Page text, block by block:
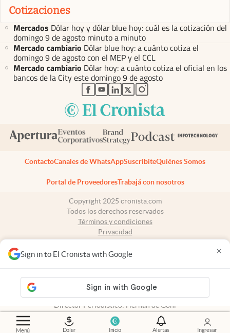
Menú Dolar Inicio Alertas Ingresar
Sign in to El Cronista with Google ×
Cotizaciones
Mercados Dólar hoy y dólar blue hoy: cuál es la cotización del
domingo 9 de agosto minuto a minuto
Mercado cambiario Dólar blue hoy: a cuánto cotiza el
domingo 9 de agosto con el MEP y el CCL
Mercado cambiario Dólar hoy: a cuánto cotiza el oficial en los
bancos de la City este domingo 9 de agosto
abre en nueva pestaña
abre en nueva pestaña
abre en nueva pestaña
abre en nueva pestaña
abre en nueva pestaña
ContactoCanales de WhatsAppSuscribiteQuiénes Somos
Portal de ProveedoresTrabajá con nosotros
Copyright 2025 cronista.com
Todos los derechos reservados
Términos y condiciones
Privacidad
Tel: +54 11 7078-3270
propiedad intelectual: 56576959
Director Periodístico: Hernán de Goñi